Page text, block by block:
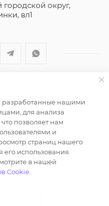
округ,
вл1
групп"
носит справочный
публичной офертой
пункта 2 статьи 437
Федерации.
опубликованных
только при
редакции и
opt-milena.ru
разработанные нашими
для анализа
позволяет нам
и
страниц нашего
использования.
в нашей
Cookie